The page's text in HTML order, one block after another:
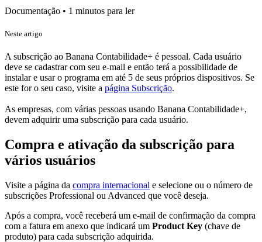
Documentação • 1 minutos para ler
Neste artigo
A subscrição ao Banana Contabilidade+ é pessoal. Cada usuário
deve se cadastrar com seu e-mail e então terá a possibilidade de
instalar e usar o programa em até 5 de seus próprios dispositivos. Se
este for o seu caso, visite a página Subscrição.
As empresas, com várias pessoas usando Banana Contabilidade+,
devem adquirir uma subscrição para cada usuário.
Compra e ativação da subscrição para
vários usuários
Visite a página da compra internacional e selecione ou o número de
subscrições Professional ou Advanced que você deseja.
Após a compra, você receberá um e-mail de confirmação da compra
com a fatura em anexo que indicará um Product Key (chave de
produto) para cada subscrição adquirida.